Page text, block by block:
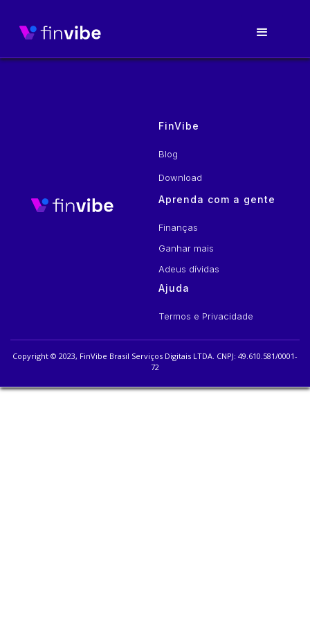
FinVibe
Blog
Download
Aprenda com a gente
Finanças
Ganhar mais
Adeus dívidas
Ajuda
Termos e Privacidade
Copyright © 2023, FinVibe Brasil Serviços Digitais LTDA. CNPJ: 49.610.581/0001-
72